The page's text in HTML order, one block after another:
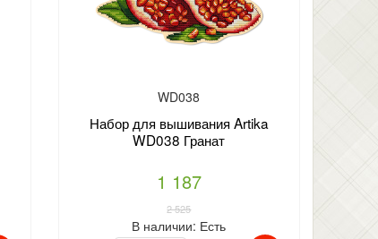
WD038
Набор для вышивания Artika
WD038 Гранат
1 187
2 525
В наличии: Есть